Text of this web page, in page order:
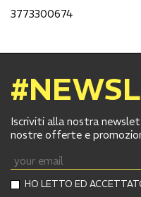
3773300674
Iscriviti alla nostra
nostre offerte e
HO LETTO ED